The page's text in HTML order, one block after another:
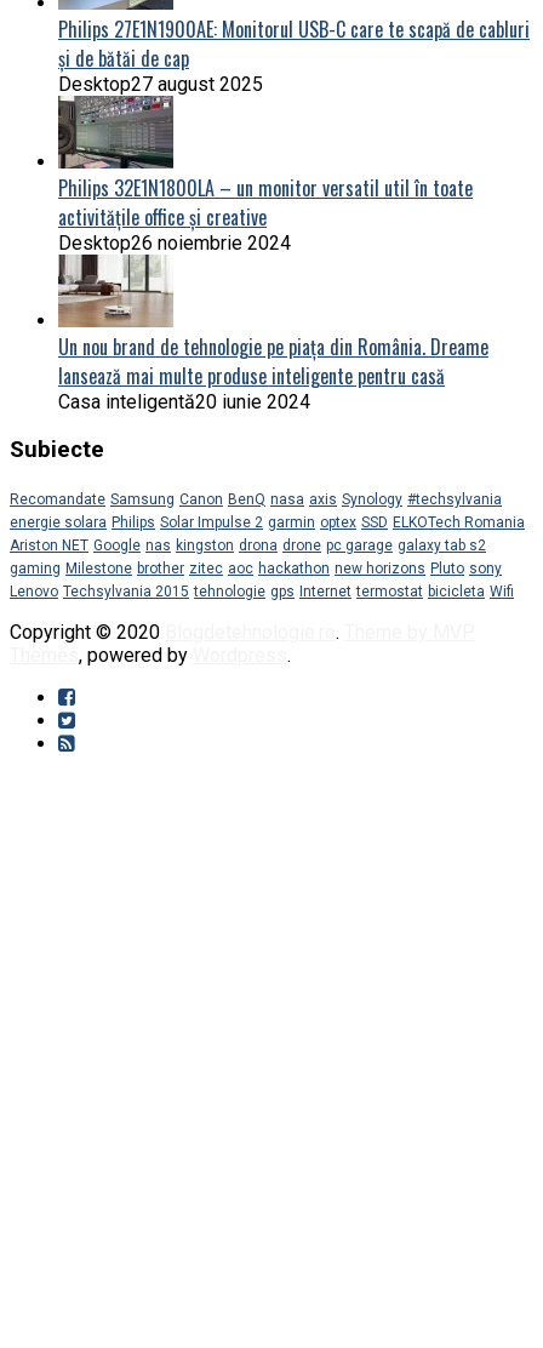
Philips 27E1N1900AE: Monitorul USB-C care te scapă de cabluri
și de bătăi de cap
Desktop27 august 2025
Philips 32E1N1800LA – un monitor versatil util în toate
activitățile office și creative
Desktop26 noiembrie 2024
Un nou brand de tehnologie pe piața din România. Dreame
lansează mai multe produse inteligente pentru casă
Casa inteligentă20 iunie 2024
Subiecte
Recomandate Samsung Canon BenQ nasa axis Synology #techsylvania
energie solara Philips Solar Impulse 2 garmin optex SSD ELKOTech Romania
Ariston NET Google nas kingston drona drone pc garage galaxy tab s2
gaming Milestone brother zitec aoc hackathon new horizons Pluto sony
Lenovo Techsylvania 2015 tehnologie gps Internet termostat bicicleta Wifi
Copyright © 2020 .
, powered by .